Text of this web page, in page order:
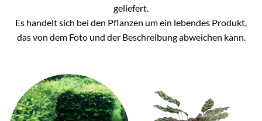
geliefert.
Es handelt sich bei den Pflanzen um ein lebendes Produkt,
das von dem Foto und der Beschreibung abweichen kann.